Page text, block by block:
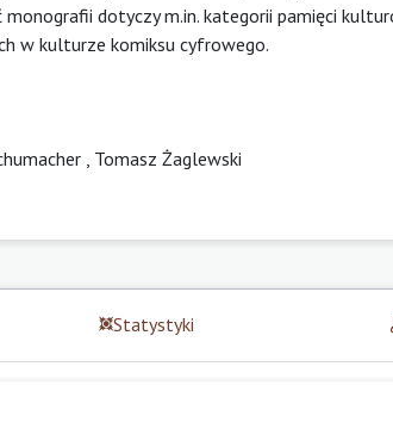
dotyczy m.in. kategorii pamięci
w kulturze komiksu cyfrowego.
Tomasz Żaglewski
Statystyki